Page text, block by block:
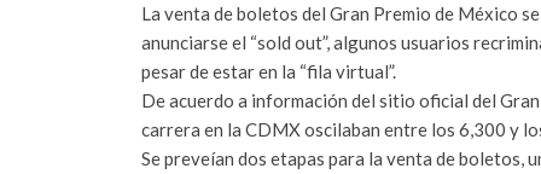
La venta de boletos del Gran Premio de México
anunciarse el “sold out”, algunos usuarios
pesar de estar en la “fila virtual”.
De acuerdo a información del sitio oficial del
carrera en la CDMX oscilaban entre los 6,300 y
Se preveían dos etapas para la venta de boletos,